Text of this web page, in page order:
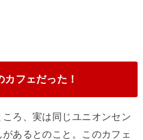
フェだった！
ろ、実は同じユニオンセン
あるとのこと。このカフェ